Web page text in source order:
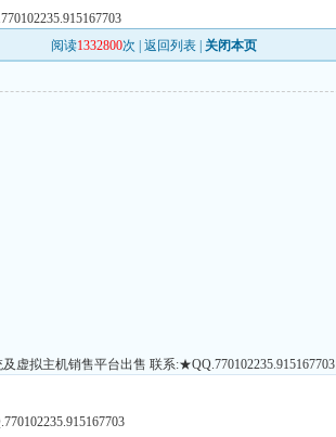
阅读1332800次 |返回列表 关闭本页
虚拟主机销售平台出售 联系:★QQ.770102235.915167703